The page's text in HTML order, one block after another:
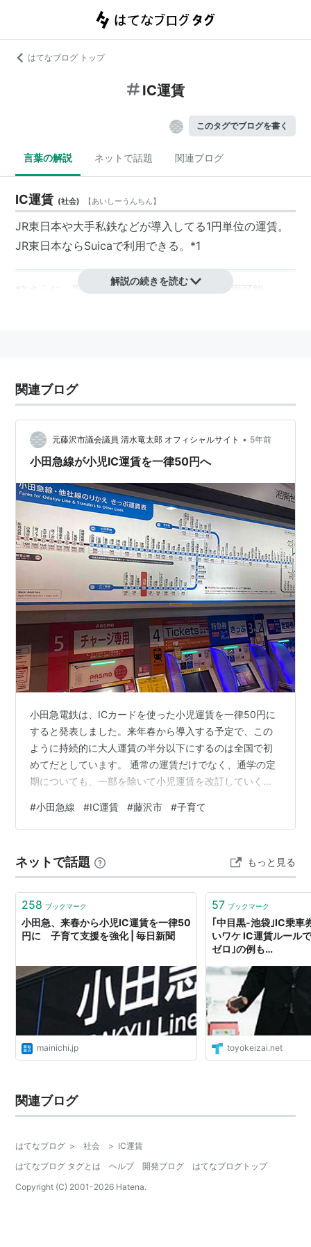
はてなブログ トップ
IC運賃
このタグでブログを書く
言葉の解説 ネットで話題 関連ブログ
IC運賃 (社会) 【あいしーうんちん】
JR東日本や大手私鉄などが導入してる1円単位の運賃。
JR東日本ならSuicaで利用できる。 *1
*1 さらに、関東の大手私鉄ならPasmoで利用可能
解説の続きを読む
関連ブログ
元藤沢市議会議員 清水竜太郎 オフィシャルサイト • 5年前
小田急線が小児IC運賃を一律50円へ
小田急電鉄は、ICカードを使った小児運賃を一律50円に
すると発表しました。来年春から導入する予定で、この
ように持続的に大人運賃の半分以下にするのは全国で初
めてだとしています。 通常の運賃だけでなく、通学の定
期についても、一部を除いて小児運賃を改訂していくと
ー宣言をしていて、人口が減少する中、沿線に住んでも
らって利用を増やしていこうという狙いがあるものとみ
ん有難いことです。 わたしは、以前からお年寄りや子育
て世代が外出しやすいよう、時間帯別料金の導入が有効
だと主張してきましたが、今回の運賃設定は…
#小田急線 #IC運賃 #藤沢市 #子育て
ネットで話題 もっと見る
258 ブックマーク
小田急、来春から小児IC運賃を一律50
円に 子育て支援を強化 | 毎日新聞
mainichi.jp
57 ブックマーク
｢中目黒-池袋｣IC乗車
いワケ IC運賃ルール
ゼロ｣の例も…
toyokeizai.net
関連ブログ
はてなブログ > 社会 > IC運賃
はてなブログ タグとは
ヘルプ 開発ブログ
はてなブログトップ
Copyright (C) 2001-2026 Hatena.